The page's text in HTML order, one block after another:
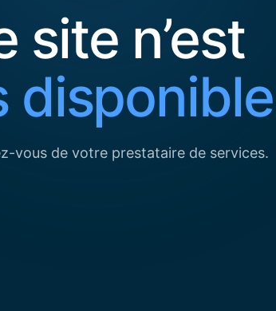
site n’est
vous de votre prestataire de services.